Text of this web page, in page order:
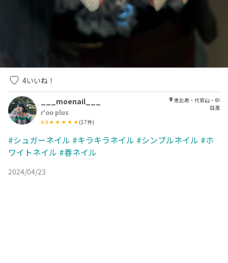
4いいね！
___moenail___
r'oo plus
4.9 (17件)
恵比寿・代官山・中
目黒
#シュガーネイル #キラキラネイル #シンプルネイル #ホ
ワイトネイル #春ネイル
2024/04/23